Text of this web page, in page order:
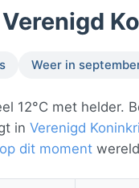
Verenigd
Weer in
12°C met helder.
in Verenigd
dit moment